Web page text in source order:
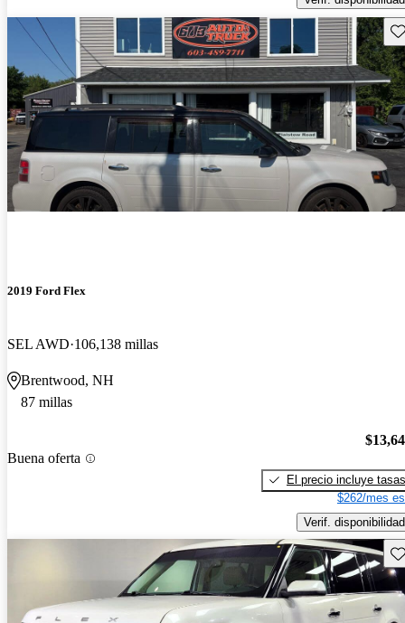
2019 Ford Flex
SEL AWD 106,138 millas
Brentwood, NH
87 millas
Buena oferta
El precio incluye tasas
$262/mes
Verif. disponibilidad